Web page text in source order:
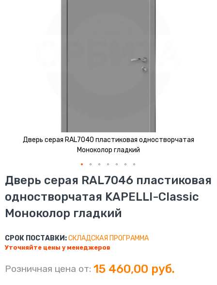
Дверь серая RAL7040 пластиковая одностворчатая
Моноколор гладкий
Перейти
к
началу
изображений
Дверь серая RAL7046 пластиковая
одностворчатая KAPELLI-Classic
Моноколор гладкий
СРОК ПОСТАВКИ:СКЛАДСКАЯ ПРОГРАММА
Уточняйте цены у менеджеров
Розничная цена от: 15 460,00 руб.